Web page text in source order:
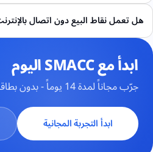
هل تعمل نقاط البيع دون اتصال
ابدأ مع SMACC اليوم
جرّب مجاناً لمدة 14 يوماً - بدون بطاقة ائتمان وبدون التزام.
ابدأ التجربة المجانية